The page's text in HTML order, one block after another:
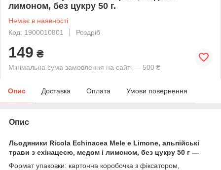
лимоном, без цукру 50 г.
Немає в наявності
Код: 1900010801
Роздріб
149 ₴
Мінімальна сума замовлення на сайті — 500 ₴
Опис Доставка Оплата Умови повернення
Опис
Льодяники Ricola Echinacea Mele e Limone, альпійські
трави з ехінацеєю, медом і лимоном, без цукру 50 г —
Формат упаковки: картонна коробочка з фіксатором,